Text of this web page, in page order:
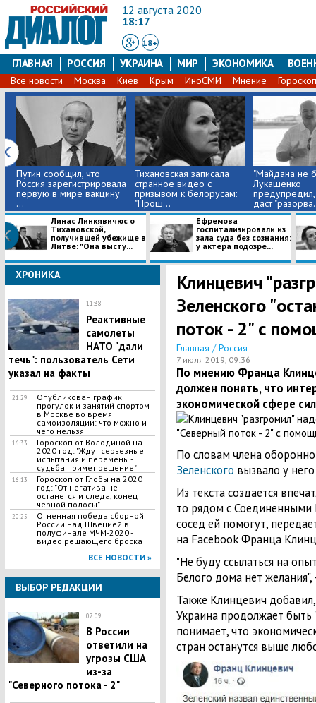
12 августа 2020
18:17
18+
ГЛАВНАЯ РОССИЯ УКРАИНА МИР ЭКОНОМИКА
Все новости Москва Киев Крым ИноСМИ Мнение
Путин сообщил, что
Россия зарегистрировала
первую в мире вакцину
...
Тихановская записала
странное видео с
призывом к белорусам:
"Прош...
"Майдана не
Лукашенко
предупредил,
даст
Линас Линкявичюс о
Тихановской,
получившей убежище в
Литве: "Она высту...
Ефремова
госпитализировали из
зала суда без сознания:
у актера подозре...
ХРОНИКА
11:38
Реактивные
самолеты
НАТО "дали
течь": пользователь Сети
указал на факты
21:29
Опубликован график
прогулок и занятий спортом
в Москве во время
самоизоляции: что можно и
чего нельзя
16:33
Гороскоп от Володиной на
2020 год: "Ждут серьезные
испытания и перемены -
судьба примет решение"
16:13
Гороскоп от Глобы на 2020
год: "От негатива не
останется и следа, конец
черной полосы"
20:25
Огненная победа сборной
России над Швецией в
полуфинале МЧМ-2020 -
видео решающего броска
ВСЕ НОВОСТИ »
ВЫБОР РЕДАКЦИИ
07:09
В России
ответили на
угрозы США
из-за
"Северного потока - 2"
Клинцевич
Зеленского
поток - 2" с
Главная / Россия
7 июля 2019, 09:36
По мнению Франца
должен понять, что
экономической сфере
По словам члена
Зеленского вызвало у
Из текста создается
то рядом с
сосед ей помогут,
на Facebook Франца
"Не буду ссылаться на
Белого дома нет
Также Клинцевич
Украина продолжает быть
понимает, что
стран останутся выше